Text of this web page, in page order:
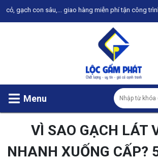
sâu,... giao hàng miễn phí tận công trình, liên hệ
Menu
VÌ SAO GẠCH LÁT
NHANH XUỐNG CẤP?